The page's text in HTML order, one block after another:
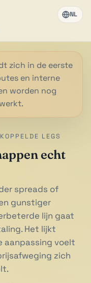
NL
zich in de eerste
en interne
worden nog
LEGS
echt
spreads of
gunstiger
lijn gaat
Het lijkt
aanpassing voelt
zich